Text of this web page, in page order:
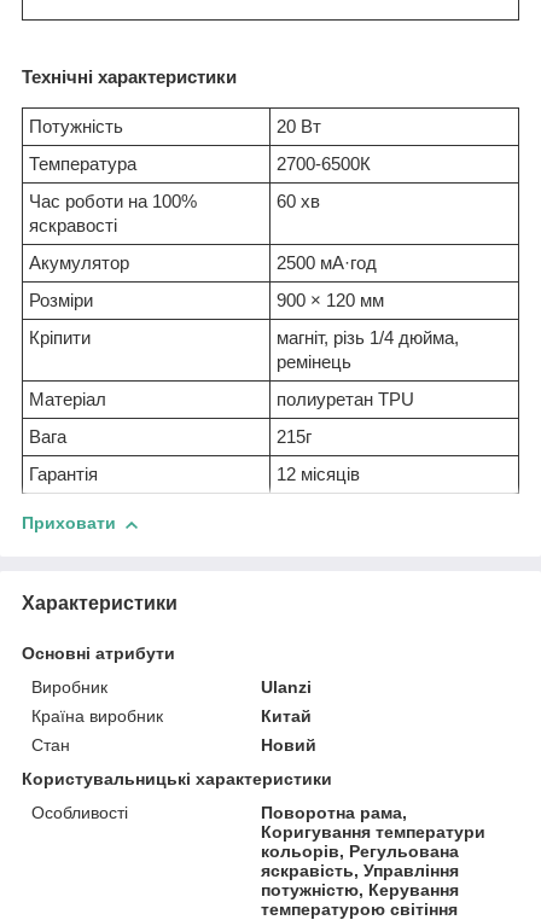
Технічні характеристики
Потужність
20 Вт
Температура
2700-6500К
Час роботи на 100%
яскравості
60 хв
Акумулятор
2500 мА·год
Розміри
900 × 120 мм
Кріпити
магніт, різь 1/4 дюйма,
ремінець
Матеріал
полиуретан TPU
Вага
215г
Гарантія
12 місяців
Приховати
Характеристики
Основні атрибути
Виробник
Ulanzi
Країна виробник
Китай
Стан
Новий
Користувальницькі характеристики
Особливості
Поворотна рама,
Коригування температури
кольорів, Регульована
яскравість, Управління
потужністю, Керування
температурою світіння